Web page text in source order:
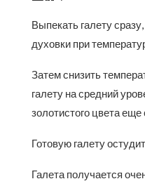
Выпекать галету
духовки при
Затем снизить
галету на средний
золотистого цвета
Готовую галету
Галета получается